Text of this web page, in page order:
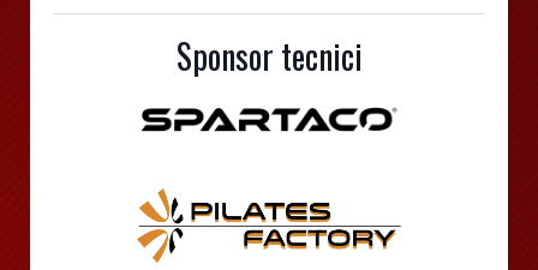
Sponsor tecnici